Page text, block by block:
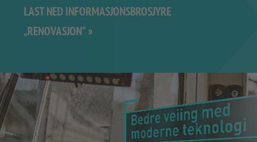
LAST NED INFORMASJONSBROSJYRE
„RENOVASJON“ »